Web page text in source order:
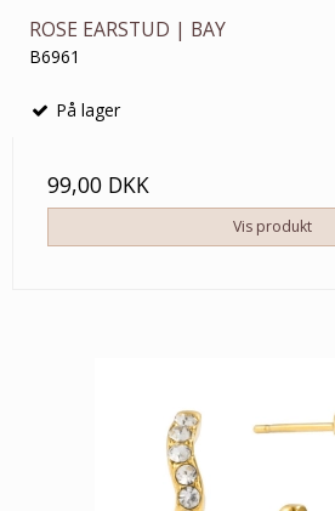
ROSE EARSTUD | BAY
B6961
På lager
99,00 DKK
Vis produkt